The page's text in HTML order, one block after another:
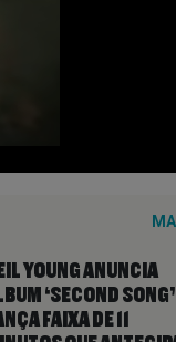
YOUNG ANUNCIA
‘SECOND
FAIXA DE 11